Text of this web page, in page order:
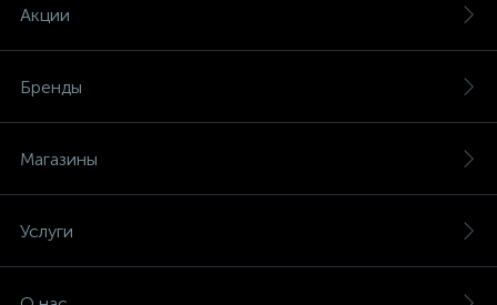
Акции
Бренды
Магазины
Услуги